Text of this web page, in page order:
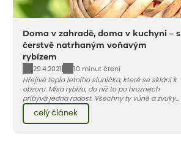
Doma v zahradě, doma v kuchyni – s
čerstvě natrhaným voňavým
rybízem
29.4.2021
10 minut čtení
Hřejivé teplo letního sluníčka, které se sklání k
obzoru. Mísa rybízu, do níž to po hroznech
přibývá jedna radost. Všechny ty vůně a zvuky
červencové zahrady. Sklizeň rybízu do kuchyně
vnese neuvěřitelný klid a radost. A taky trochu
bezstarostnosti dětství při mlsání babiččina
celý článek